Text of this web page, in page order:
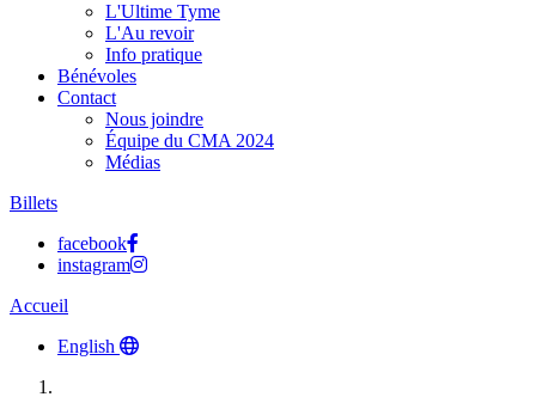
L'Ultime Tyme
L'Au revoir
Info pratique
Bénévoles
Contact
Nous joindre
Équipe du CMA 2024
Médias
Billets
facebook
instagram
Accueil
English